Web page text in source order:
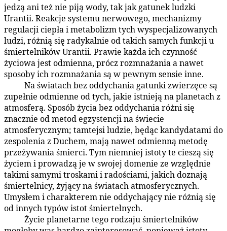
jedzą ani też nie piją wody, tak jak gatunek ludzki
Urantii. Reakcje systemu nerwowego, mechanizmy
regulacji ciepła i metabolizm tych wyspecjalizowanych
ludzi, różnią się radykalnie od takich samych funkcji u
śmiertelników Urantii. Prawie każda ich czynność
życiowa jest odmienna, prócz rozmnażania a nawet
sposoby ich rozmnażania są w pewnym sensie inne.
Na światach bez oddychania gatunki zwierzęce są
zupełnie odmienne od tych, jakie istnieją na planetach z
atmosferą. Sposób życia bez oddychania różni się
znacznie od metod egzystencji na świecie
atmosferycznym; tamtejsi ludzie, będąc kandydatami do
zespolenia z Duchem, mają nawet odmienną metodę
przeżywania śmierci. Tym niemniej istoty te cieszą się
życiem i prowadzą je w swojej domenie ze względnie
takimi samymi troskami i radościami, jakich doznają
śmiertelnicy, żyjący na światach atmosferycznych.
Umysłem i charakterem nie oddychający nie różnią się
od innych typów istot śmiertelnych.
Życie planetarne tego rodzaju śmiertelników